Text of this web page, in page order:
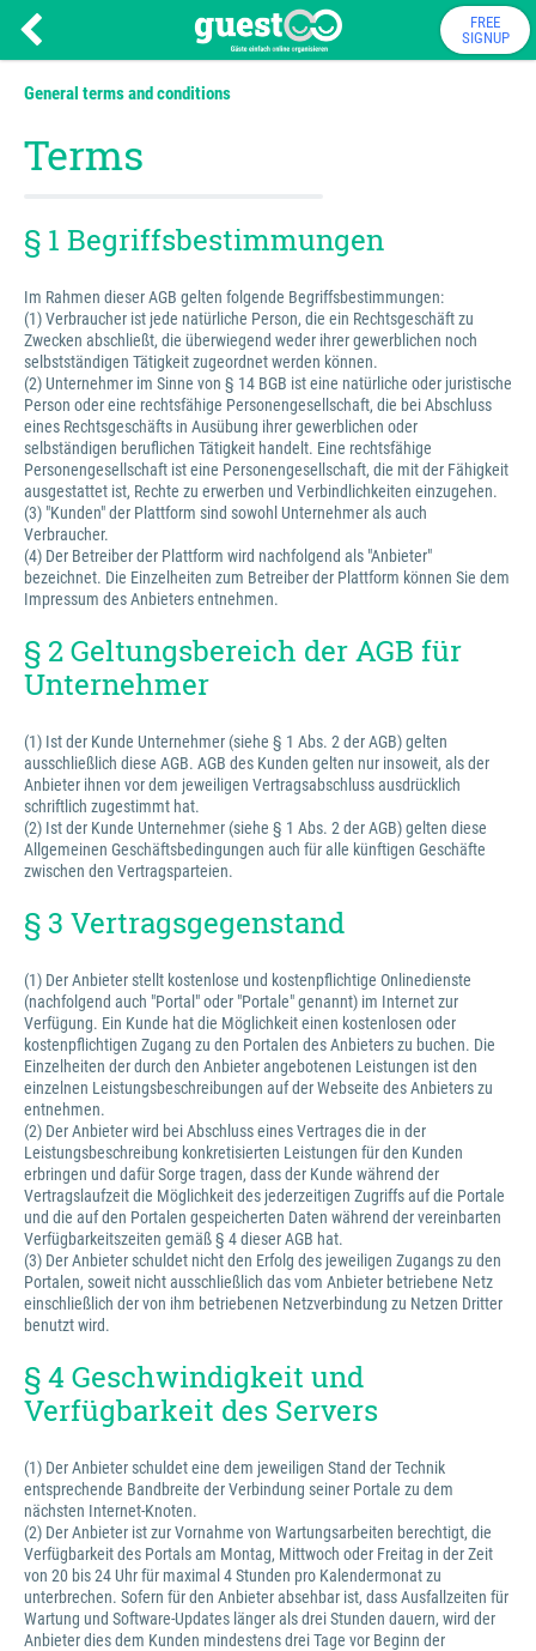
FREE
SIGNUP
General terms and conditions
Terms
§ 1 Begriffsbestimmungen
Im Rahmen dieser AGB gelten folgende Begriffsbestimmungen:
(1) Verbraucher ist jede natürliche Person, die ein Rechtsgeschäft zu
Zwecken abschließt, die überwiegend weder ihrer gewerblichen noch
selbstständigen Tätigkeit zugeordnet werden können.
(2) Unternehmer im Sinne von § 14 BGB ist eine natürliche oder juristische
Person oder eine rechtsfähige Personengesellschaft, die bei Abschluss
eines Rechtsgeschäfts in Ausübung ihrer gewerblichen oder
selbständigen beruflichen Tätigkeit handelt. Eine rechtsfähige
Personengesellschaft ist eine Personengesellschaft, die mit der Fähigkeit
ausgestattet ist, Rechte zu erwerben und Verbindlichkeiten einzugehen.
(3) "Kunden" der Plattform sind sowohl Unternehmer als auch
Verbraucher.
(4) Der Betreiber der Plattform wird nachfolgend als "Anbieter"
bezeichnet. Die Einzelheiten zum Betreiber der Plattform können Sie dem
Impressum des Anbieters entnehmen.
§ 2 Geltungsbereich der AGB für
Unternehmer
(1) Ist der Kunde Unternehmer (siehe § 1 Abs. 2 der AGB) gelten
ausschließlich diese AGB. AGB des Kunden gelten nur insoweit, als der
Anbieter ihnen vor dem jeweiligen Vertragsabschluss ausdrücklich
schriftlich zugestimmt hat.
(2) Ist der Kunde Unternehmer (siehe § 1 Abs. 2 der AGB) gelten diese
Allgemeinen Geschäftsbedingungen auch für alle künftigen Geschäfte
zwischen den Vertragsparteien.
§ 3 Vertragsgegenstand
(1) Der Anbieter stellt kostenlose und kostenpflichtige Onlinedienste
(nachfolgend auch "Portal" oder "Portale" genannt) im Internet zur
Verfügung. Ein Kunde hat die Möglichkeit einen kostenlosen oder
kostenpflichtigen Zugang zu den Portalen des Anbieters zu buchen. Die
Einzelheiten der durch den Anbieter angebotenen Leistungen ist den
einzelnen Leistungsbeschreibungen auf der Webseite des Anbieters zu
entnehmen.
(2) Der Anbieter wird bei Abschluss eines Vertrages die in der
Leistungsbeschreibung konkretisierten Leistungen für den Kunden
erbringen und dafür Sorge tragen, dass der Kunde während der
Vertragslaufzeit die Möglichkeit des jederzeitigen Zugriffs auf die Portale
und die auf den Portalen gespeicherten Daten während der vereinbarten
Verfügbarkeitszeiten gemäß § 4 dieser AGB hat.
(3) Der Anbieter schuldet nicht den Erfolg des jeweiligen Zugangs zu den
Portalen, soweit nicht ausschließlich das vom Anbieter betriebene Netz
einschließlich der von ihm betriebenen Netzverbindung zu Netzen Dritter
benutzt wird.
§ 4 Geschwindigkeit und
Verfügbarkeit des Servers
(1) Der Anbieter schuldet eine dem jeweiligen Stand der Technik
entsprechende Bandbreite der Verbindung seiner Portale zu dem
nächsten Internet-Knoten.
(2) Der Anbieter ist zur Vornahme von Wartungsarbeiten berechtigt, die
Verfügbarkeit des Portals am Montag, Mittwoch oder Freitag in der Zeit
von 20 bis 24 Uhr für maximal 4 Stunden pro Kalendermonat zu
unterbrechen. Sofern für den Anbieter absehbar ist, dass Ausfallzeiten für
Wartung und Software-Updates länger als drei Stunden dauern, wird der
Anbieter dies dem Kunden mindestens drei Tage vor Beginn der